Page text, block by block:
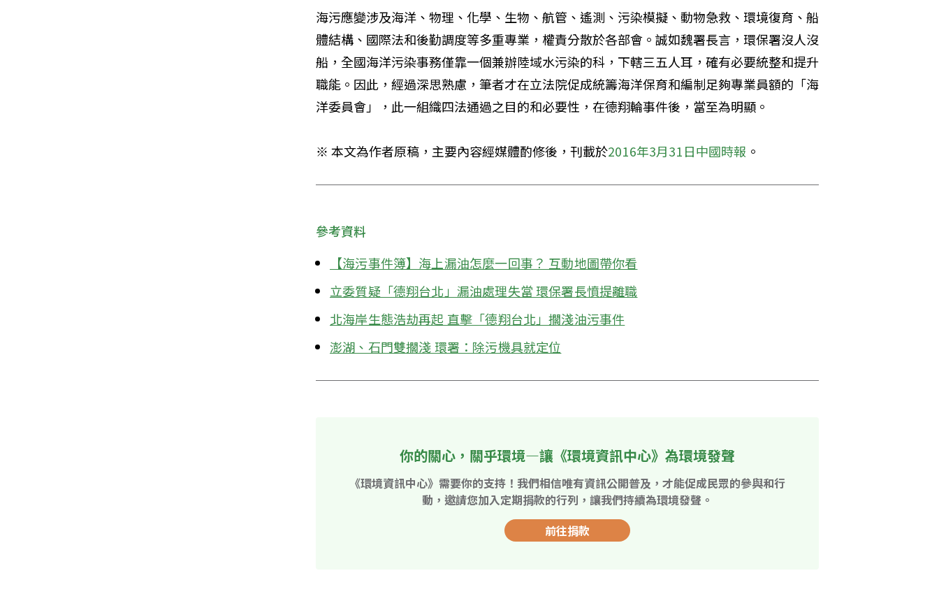
海污應變涉及海洋、物理、化學、生物、航管、遙測、污染模擬、動物急救、環境復育、船
體結構、國際法和後勤調度等多重專業，權責分散於各部會。誠如魏署長言，環保署沒人沒
船，全國海洋污染事務僅靠一個兼辦陸域水污染的科，下轄三五人耳，確有必要統整和提升
職能。因此，經過深思熟慮，筆者才在立法院促成統籌海洋保育和編制足夠專業員額的「海
洋委員會」，此一組織四法通過之目的和必要性，在德翔輪事件後，當至為明顯。
※ 本文為作者原稿，主要內容經媒體酌修後，刊載於2016年3月31日中國時報 。
參考資料
【海污事件簿】海上漏油怎麼一回事？ 互動地圖帶你看
立委質疑「德翔台北」漏油處理失當 環保署長憤提離職
北海岸生態浩劫再起 直擊「德翔台北」擱淺油污事件
澎湖、石門雙擱淺 環署：除污機具就定位
你的關心，關乎環境—讓《環境資訊中心》為環境發聲
《環境資訊中心》需要你的支持！我們相信唯有資訊公開普及，才能促成民眾的參與和行
動，邀請您加入定期捐款的行列，讓我們持續為環境發聲。
前往捐款